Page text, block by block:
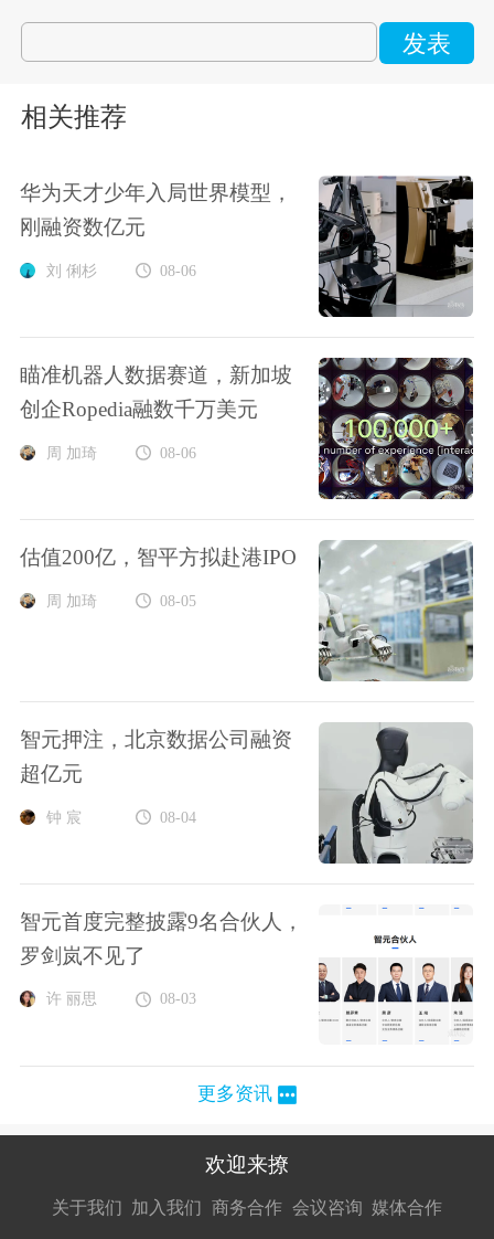
发表
相关推荐
华为天才少年入局世界模型，
刚融资数亿元
刘 俐杉 08-06
瞄准机器人数据赛道，新加坡
创企Ropedia融数千万美元
周 加琦 08-06
估值200亿，智平方拟赴港IPO
周 加琦 08-05
智元押注，北京数据公司融资
超亿元
钟 宸 08-04
智元首度完整披露9名合伙人，
罗剑岚不见了
许 丽思 08-03
更多资讯
欢迎来撩
关于我们 加入我们
接扔简历
商务合作
接开聊
会议咨询 媒体合作
接开聊